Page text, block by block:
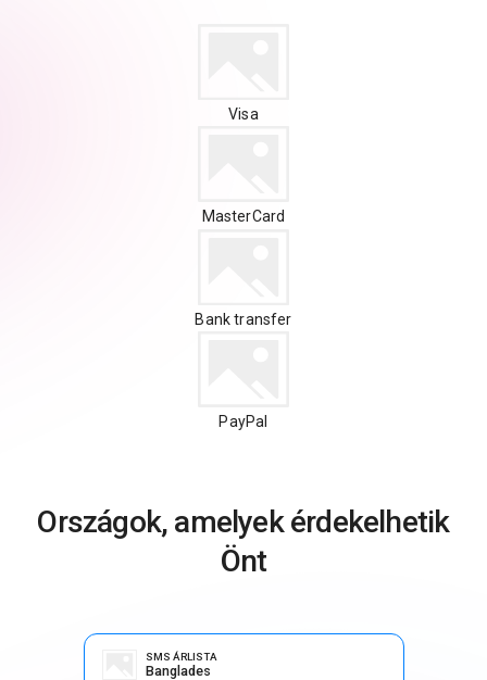
Visa
MasterCard
Bank transfer
PayPal
Országok, amelyek érdekelhetik
Önt
SMS ÁRLISTA
Banglades